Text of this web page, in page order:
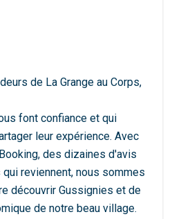
de La Grange au Corps,
font confiance et qui
leur expérience. Avec
des dizaines d'avis
reviennent, nous sommes
découvrir Gussignies et de
de notre beau village.